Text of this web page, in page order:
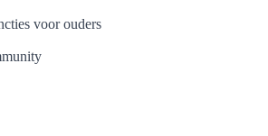
voor ouders